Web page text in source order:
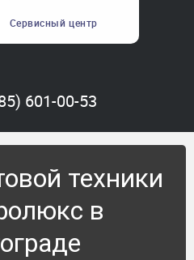
Сервисный центр
601-00-53
техники
в